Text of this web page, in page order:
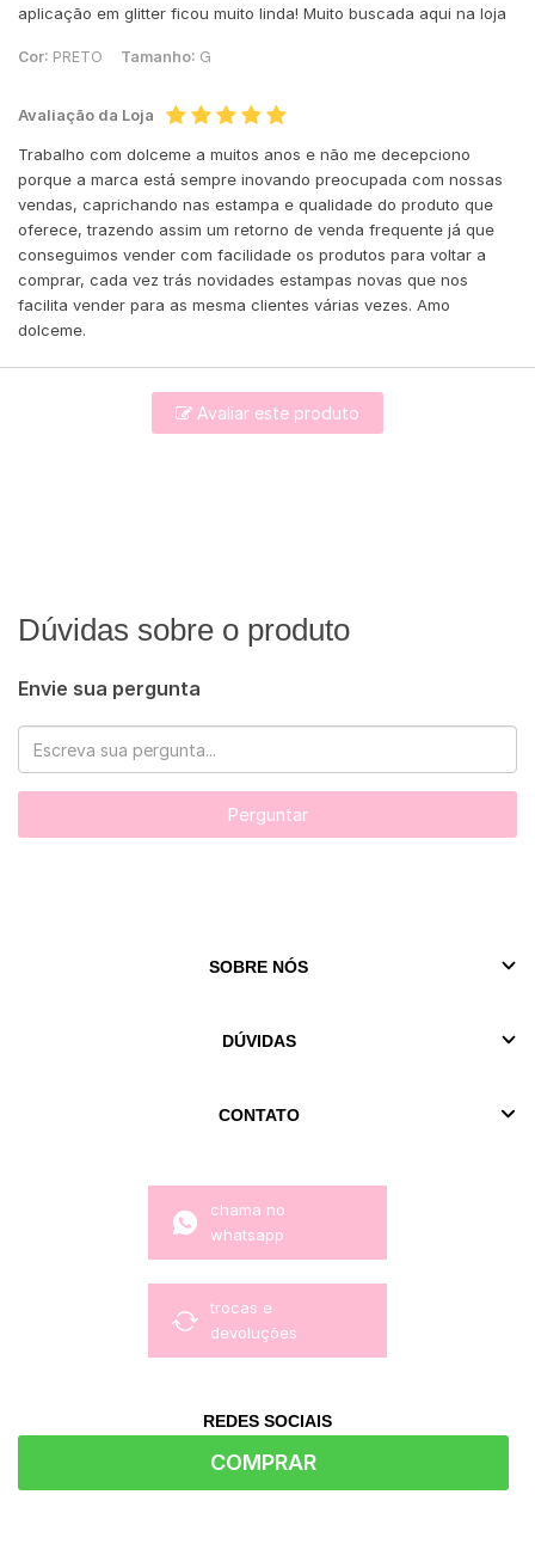
COMPRAR
aplicação em glitter ficou muito linda! Muito buscada aqui na loja
Cor: PRETO Tamanho: G
Avaliação da Loja
Trabalho com dolceme a muitos anos e não me decepciono
porque a marca está sempre inovando preocupada com nossas
vendas, caprichando nas estampa e qualidade do produto que
oferece, trazendo assim um retorno de venda frequente já que
conseguimos vender com facilidade os produtos para voltar a
comprar, cada vez trás novidades estampas novas que nos
facilita vender para as mesma clientes várias vezes. Amo
dolceme.
Avaliar este produto
Dúvidas sobre o produto
Envie sua pergunta
Perguntar
SOBRE NÓS
DÚVIDAS
CONTATO
chama no
whatsapp
trocas e
devoluções
REDES SOCIAIS